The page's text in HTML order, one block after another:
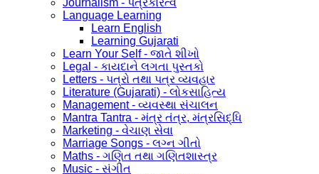
Language Learning
Learn English
Learning Gujarati
Learn Your Self - જાતે શીખો
Legal - કાયદાને લગતા પુસ્તકો
Letters - પત્રો તથા પત્ર વ્યવહાર
Literature (Gujarati) - લોકસાહિત્ય
Management - વ્યવસ્થા સંચાલન
Mantra Tantra - મંત્ર તંત્ર, મંત્રસિદ્ધિ
Marketing - વેચાણ સેવા
Marriage Songs - લગ્ન ગીતો
Maths - ગણિત તથા ગણિતશાસ્ત્ર
Music - સંગીત